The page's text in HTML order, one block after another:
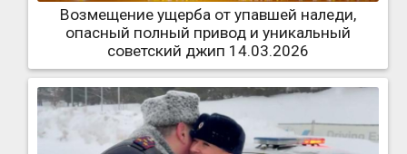
Возмещение ущерба от упавшей наледи,
опасный полный привод и уникальный
советский джип 14.03.2026